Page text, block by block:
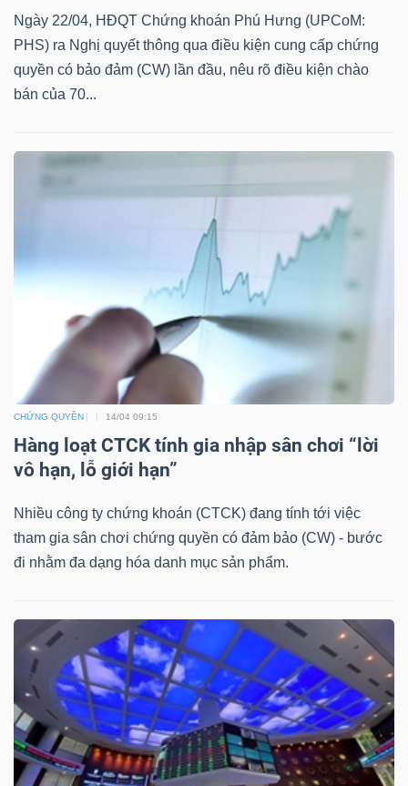
Ngày 22/04, HĐQT Chứng khoán Phú Hưng (UPCoM:
PHS) ra Nghị quyết thông qua điều kiện cung cấp chứng
quyền có bảo đảm (CW) lần đầu, nêu rõ điều kiện chào
bán của 70...
CHỨNG QUYỀN 14/04 09:15
Hàng loạt CTCK tính gia nhập sân chơi “lời
vô hạn, lỗ giới hạn”
Nhiều công ty chứng khoán (CTCK) đang tính tới việc
tham gia sân chơi chứng quyền có đảm bảo (CW) - bước
đi nhằm đa dạng hóa danh mục sản phẩm.
KHỎE
CHÍNH
THÔNG
DỊCH
VỤ
TRUYỀN
THÔNG
TIỆN
ÍCH
BẤT